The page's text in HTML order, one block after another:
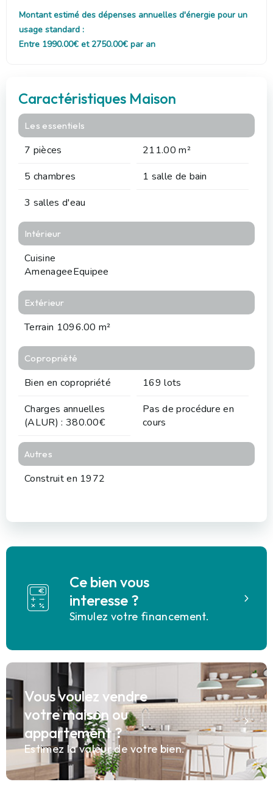
Montant estimé des dépenses annuelles d'énergie pour un
usage standard :
Entre 1990.00€ et 2750.00€ par an
Caractéristiques Maison
Les essentiels
7 pièces
211.00 m²
5 chambres
1 salle de bain
3 salles d'eau
Intérieur
Cuisine
AmenageeEquipee
Extérieur
Terrain 1096.00 m²
Copropriété
Bien en copropriété
169 lots
Charges annuelles
(ALUR) : 380.00€
Pas de procédure en
cours
Autres
Construit en 1972
Ce bien vous
interesse ?
Simulez votre financement.
Vous voulez vendre
votre maison ou
appartement ?
Estimez la valeur de votre bien.